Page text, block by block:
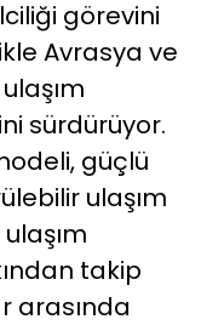
görevini
Avrasya ve
sürdürüyor.
güçlü
ulaşım
takip
arasında